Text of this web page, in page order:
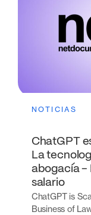
NOTICIAS
ChatGPT
La
abogacía -
salario
ChatGPT is
Business of